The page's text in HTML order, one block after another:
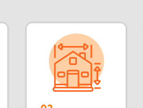
Собственное
производство
С
МОДУЛЬ» основана в 2018 году. Мы